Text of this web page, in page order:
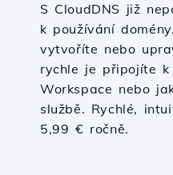
S CloudDNS již
k používání
vytvoříte nebo
rychle je připojíte k
Workspace nebo
službě. Rychlé,
5,99 € ročně.